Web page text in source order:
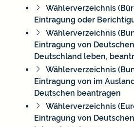
Wählerverzeichnis
Eintragung oder
Wählerverzeichnis
Eintragung von
Deutschland leben,
Wählerverzeichnis
Eintragung von im
Deutschen beantragen
Wählerverzeichnis
Eintragung von